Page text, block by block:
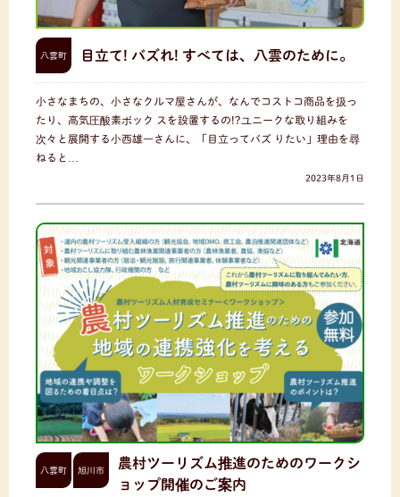
八雲町 目立て! バズれ! すべては、八雲のために。
小さなまちの、小さなクルマ屋さんが、なんでコストコ商品を扱っ
たり、高気圧酸素ボック スを設置するの!?ユニークな取り組みを
次々と展開する小西雄一さんに、「目立ってバズ りたい」理由を尋
ねると…
2023年8月1日
八雲町 旭川市
農村ツーリズム推進のためのワークシ
ョップ開催のご案内